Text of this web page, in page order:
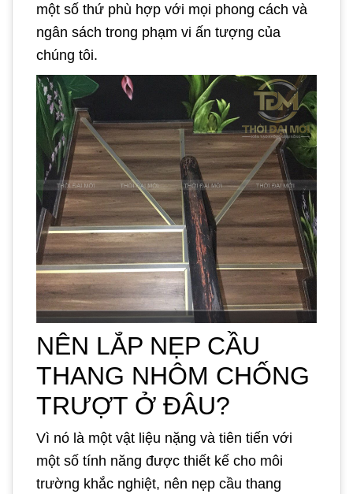
một số thứ phù hợp với mọi phong cách và
ngân sách trong phạm vi ấn tượng của
chúng tôi.
NÊN LẮP NẸP CẦU
THANG NHÔM CHỐNG
TRƯỢT Ở ĐÂU?
Vì nó là một vật liệu nặng và tiên tiến với
một số tính năng được thiết kế cho môi
trường khắc nghiệt, nên nẹp cầu thang